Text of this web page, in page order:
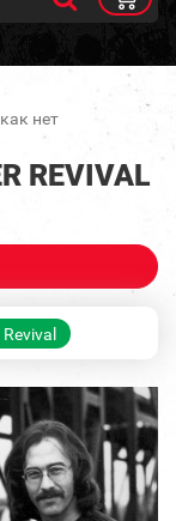
нет
REVIVAL